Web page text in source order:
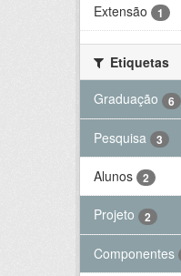
Extensão 1
Etiquetas
Graduação
6
Pesquisa 3
Alunos 2
Projeto 2
Componentes